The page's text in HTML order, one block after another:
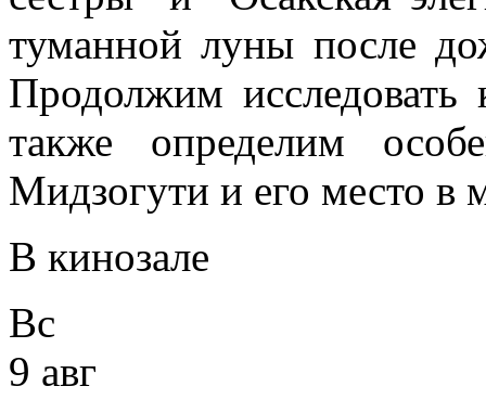
туманной луны после
Продолжим исследовать
также определим
Мидзогути и его место в
В кинозале
Вс
9 авг